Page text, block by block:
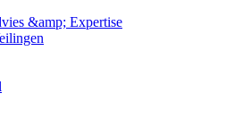
&amp; Expertise